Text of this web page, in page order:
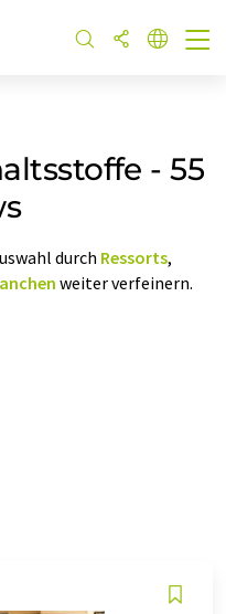
- 55
durch Ressorts,
weiter verfeinern.